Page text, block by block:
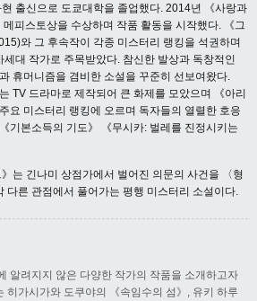
출신으로 도쿄대학을 졸업했다. 2014년 《사랑과
피스토상을 수상하며 작품 활동을 시작했다. 《그
와 그 후속작이 각종 미스터리 랭킹을 석권하며
대 작가로 주목받았다. 참신한 발상과 독창적인
휴머니즘을 겸비한 소설을 꾸준히 선보여왔다.
TV 드라마로 제작되어 큰 화제를 모았으며 《아리
요 미스터리 랭킹에 오르며 독자들의 열렬한 호응
기본소득의 기도》 《무시카: 벌레를 진정시키는
》는 긴나미 상점가에서 벌어진 의문의 사건을 〈형
다른 관점에서 풀어가는 평행 미스터리 소설이다.
알려지지 않은 다양한 작가의 작품을 소개하고자
히가시가와 도쿠야의 《속임수의 섬》, 유키 하루